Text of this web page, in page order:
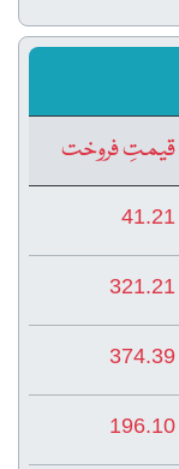
قیمتِ فروخت
41.21
321.21
374.39
196.10